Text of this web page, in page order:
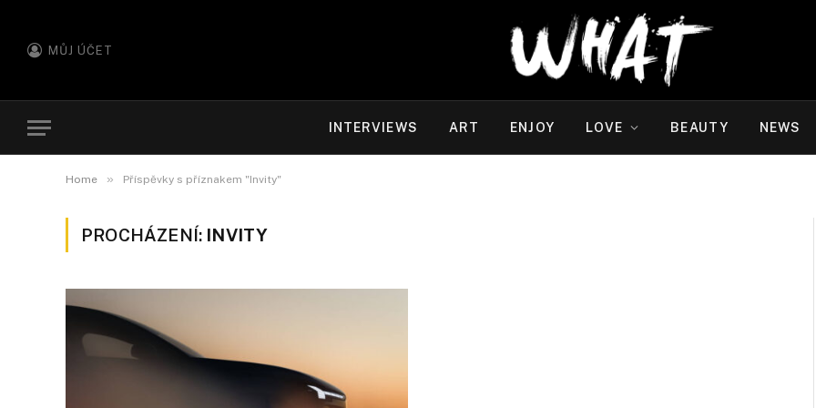
MŮJ ÚČET
INTERVIEWS ART ENJOY LOVE BEAUTY NEWS
Home » Příspěvky s příznakem "Invity"
PROCHÁZENÍ: INVITY